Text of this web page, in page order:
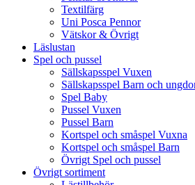
Textilfärg
Uni Posca Pennor
Vätskor & Övrigt
Läslustan
Spel och pussel
Sällskapsspel Vuxen
Sällskapsspel Barn och
Spel Baby
Pussel Vuxen
Pussel Barn
Kortspel och småspel Vuxna
Kortspel och småspel Barn
Övrigt Spel och pussel
Övrigt sortiment